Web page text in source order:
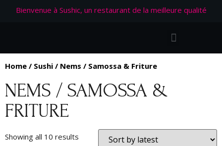
Bienvenue à Sushic, un restaurant de la meilleure qualité
Home / Sushi / Nems / Samossa & Friture
NEMS / SAMOSSA &
FRITURE
Showing all 10 results